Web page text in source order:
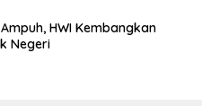
HWI Kembangkan
Negeri